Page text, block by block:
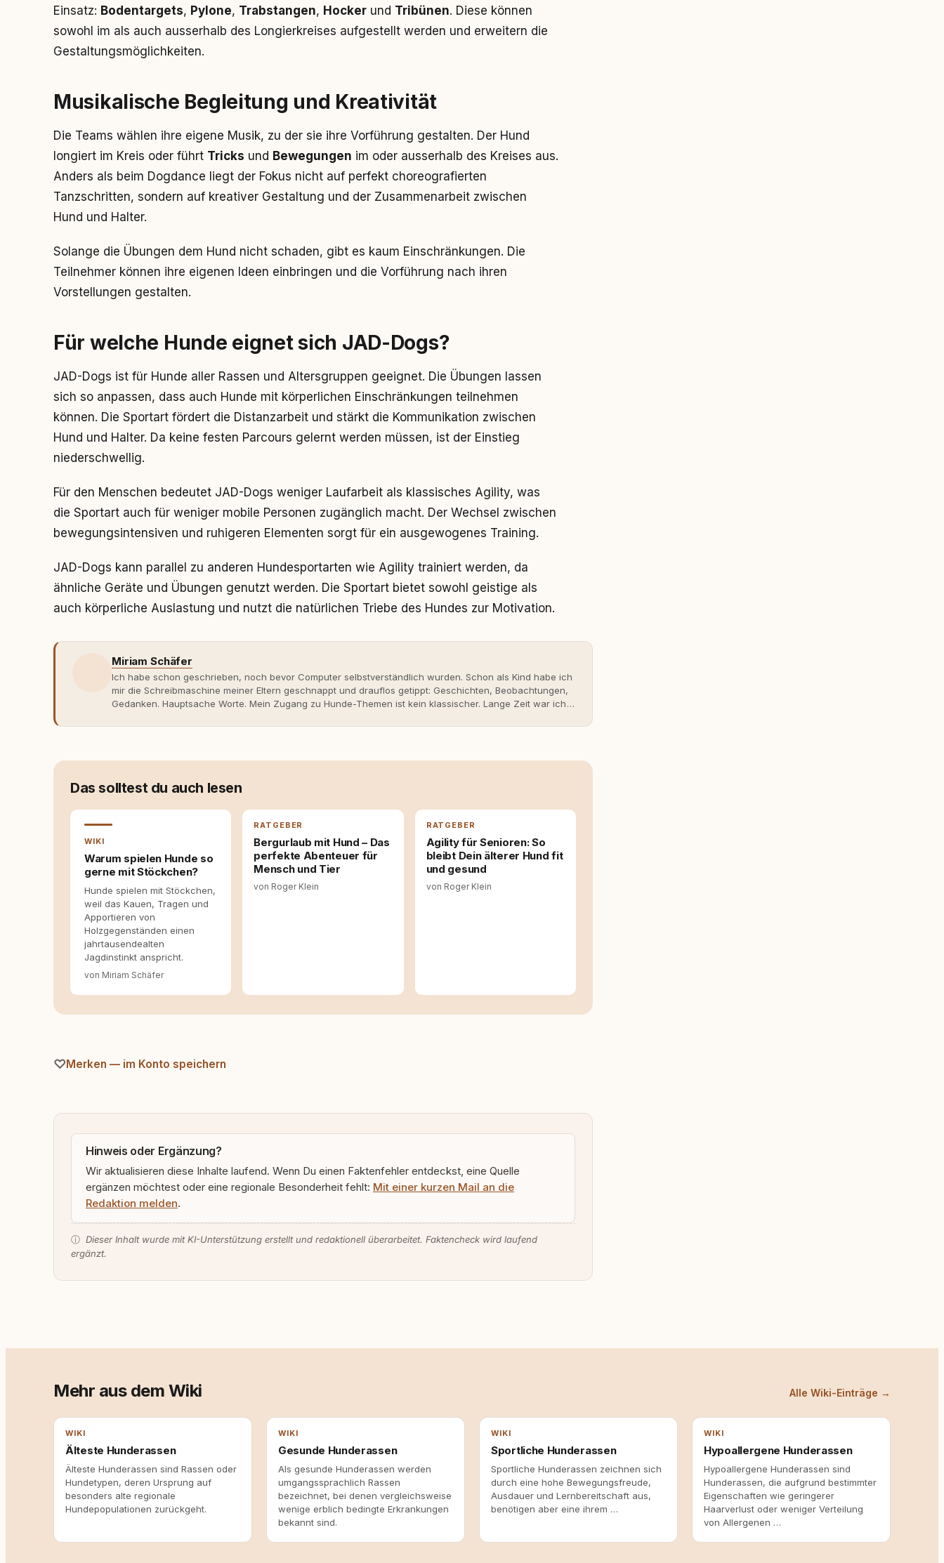
Einsatz: Bodentargets, Pylone, Trabstangen, Hocker und Tribünen. Diese können
sowohl im als auch ausserhalb des Longierkreises aufgestellt werden und erweitern die
Gestaltungsmöglichkeiten.
Musikalische Begleitung und Kreativität
Die Teams wählen ihre eigene Musik, zu der sie ihre Vorführung gestalten. Der Hund
longiert im Kreis oder führt Tricks und Bewegungen im oder ausserhalb des Kreises aus.
Anders als beim Dogdance liegt der Fokus nicht auf perfekt choreografierten
Tanzschritten, sondern auf kreativer Gestaltung und der Zusammenarbeit zwischen
Hund und Halter.
Solange die Übungen dem Hund nicht schaden, gibt es kaum Einschränkungen. Die
Teilnehmer können ihre eigenen Ideen einbringen und die Vorführung nach ihren
Vorstellungen gestalten.
Für welche Hunde eignet sich JAD-Dogs?
JAD-Dogs ist für Hunde aller Rassen und Altersgruppen geeignet. Die Übungen lassen
sich so anpassen, dass auch Hunde mit körperlichen Einschränkungen teilnehmen
können. Die Sportart fördert die Distanzarbeit und stärkt die Kommunikation zwischen
Hund und Halter. Da keine festen Parcours gelernt werden müssen, ist der Einstieg
niederschwellig.
Für den Menschen bedeutet JAD-Dogs weniger Laufarbeit als klassisches Agility, was
die Sportart auch für weniger mobile Personen zugänglich macht. Der Wechsel zwischen
bewegungsintensiven und ruhigeren Elementen sorgt für ein ausgewogenes Training.
JAD-Dogs kann parallel zu anderen Hundesportarten wie Agility trainiert werden, da
ähnliche Geräte und Übungen genutzt werden. Die Sportart bietet sowohl geistige als
auch körperliche Auslastung und nutzt die natürlichen Triebe des Hundes zur Motivation.
Miriam Schäfer
Ich habe schon geschrieben, noch bevor Computer selbstverständlich wurden. Schon als Kind habe ich
mir die Schreibmaschine meiner Eltern geschnappt und drauflos getippt: Geschichten, Beobachtungen,
Gedanken. Hauptsache Worte. Mein Zugang zu Hunde-Themen ist kein klassischer. Lange Zeit war ich
dank Roger - erlebt habe, wie verantwortungsvoll und bewusst gute Hundehaltung funktionieren kann.
betreue die Social-Media-Kanäle. Mein Blick richtet sich dabei immer auf das grosse Ganze: Welche
dass sie verständlich, fundiert und für unsere Leser wirklich hilfreich sind? Ich glaube, dass Emotionen
allein nicht ausreichen. Gute Entscheidungen entstehen dort, wo Information, Selbstreflexion und
Bereitschaft zum Hinterfragen zusammenkommen. Mit meinen Texten möchte ich genau dazu beitragen.
Das solltest du auch lesen
WIKI
Warum spielen Hunde so
gerne mit Stöckchen?
Hunde spielen mit Stöckchen,
weil das Kauen, Tragen und
Apportieren von
Holzgegenständen einen
jahrtausendealten
Jagdinstinkt anspricht.
von Miriam Schäfer
RATGEBER
Bergurlaub mit Hund – Das
perfekte Abenteuer für
Mensch und Tier
von Roger Klein
RATGEBER
Agility für Senioren: So
bleibt Dein älterer Hund fit
und gesund
von Roger Klein
Merken — im Konto speichern
Hinweis oder Ergänzung?
Wir aktualisieren diese Inhalte laufend. Wenn Du einen Faktenfehler entdeckst, eine Quelle
ergänzen möchtest oder eine regionale Besonderheit fehlt: Mit einer kurzen Mail an die
Redaktion melden.
ⓘ Dieser Inhalt wurde mit KI-Unterstützung erstellt und redaktionell überarbeitet. Faktencheck wird laufend
ergänzt.
Mehr aus dem Wiki Alle Wiki-Einträge →
WIKI
Älteste Hunderassen
Älteste Hunderassen sind Rassen oder
Hundetypen, deren Ursprung auf
besonders alte regionale
Hundepopulationen zurückgeht.
WIKI
Gesunde Hunderassen
Als gesunde Hunderassen werden
umgangssprachlich Rassen
bezeichnet, bei denen vergleichsweise
wenige erblich bedingte Erkrankungen
bekannt sind.
WIKI
Sportliche Hunderassen
Sportliche Hunderassen zeichnen sich
durch eine hohe Bewegungsfreude,
Ausdauer und Lernbereitschaft aus,
benötigen aber eine ihrem …
WIKI
Hypoallergene Hunderassen
Hypoallergene Hunderassen sind
Hunderassen, die aufgrund bestimmter
Eigenschaften wie geringerer
Haarverlust oder weniger Verteilung
von Allergenen …